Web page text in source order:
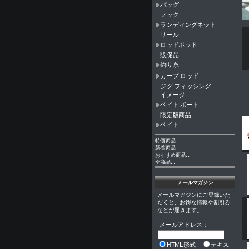
バッグ
フック
ランディングネット
リール
ロッドポッド
販促品
釣り糸
カープ ロッド
ジグ フィッシング
イメージ
ベイト ボート
限定版商品
ベイト
特価商品 ...
新着商品...
おすすめ商品...
全商品...
メールマガジン
メールマガジンにご登録いた
だくと、お得な情報や割引券
などが届きます。
メールアドレス：
HTML形式
テキス